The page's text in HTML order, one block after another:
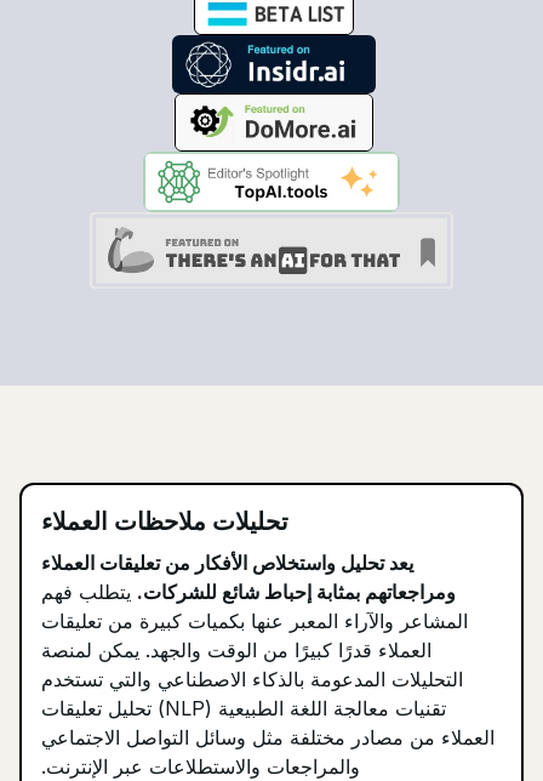
تحليلات ملاحظات العملاء
يعد تحليل واستخلاص الأفكار من تعليقات العملاء
ومراجعاتهم بمثابة إحباط شائع للشركات. يتطلب فهم
المشاعر والآراء المعبر عنها بكميات كبيرة من تعليقات
العملاء قدرًا كبيرًا من الوقت والجهد. يمكن لمنصة
التحليلات المدعومة بالذكاء الاصطناعي والتي تستخدم
تقنيات معالجة اللغة الطبيعية (NLP) تحليل تعليقات
العملاء من مصادر مختلفة مثل وسائل التواصل الاجتماعي
والمراجعات والاستطلاعات عبر الإنترنت.